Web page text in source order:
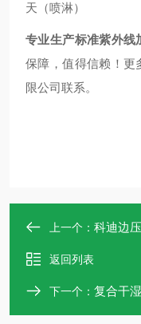
天（喷淋）
专业生产标准紫外线
保障，值得信赖！更
限公司联系。
上一个： 科迪边
返回列表
下一个： 复合干